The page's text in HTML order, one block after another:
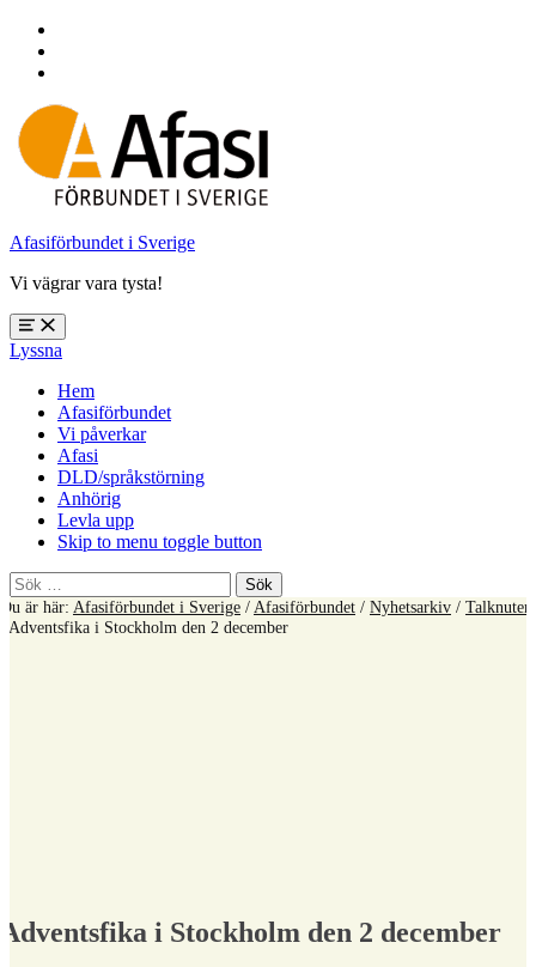
sidfoten
Afasiförbundet i Sverige
Vi vägrar vara tysta!
Öppna
meny:
%s
Lyssna
Hem
Afasiförbundet
Vi påverkar
Afasi
DLD/språkstörning
Anhörig
Levla upp
Skip to menu toggle button
Sök
efter:
Du är här: Afasiförbundet i Sverige /Afasiförbundet / Nyhetsarkiv / Talknuten
Adventsfika i Stockholm den 2 december
Adventsfika i Stockholm den 2 december